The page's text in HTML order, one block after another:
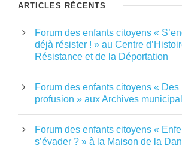
ARTICLES RÉCENTS
Forum des enfants citoyens «
déjà résister ! » au Centre
Résistance et de la Déportation
Forum des enfants citoyens « Des
profusion » aux Archives
Forum des enfants citoyens «
s’évader ? » à la Maison de la